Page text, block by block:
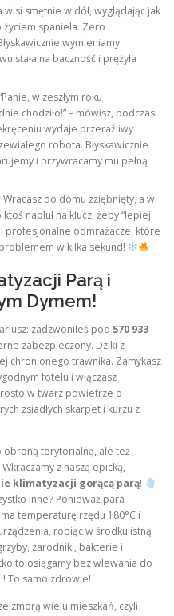
wisi smętnie w dół, wyglądając jak
życiem spaniela. Zero
wymieniamy
stała na baczność i prężyła
w zeszłym roku
chodziło!” – mówisz, podczas
wydaje przeraźliwy
robota. Błyskawicznie
i przywracamy mu pełną
Wracasz do domu zziębnięty, a w
napluł na klucz, żeby “lepiej
i profesjonalne odmrażacze, które
w kilka sekund!
Parą i
Dymem!
zadzwoniłeś pod 570 933
zabezpieczony. Dziki z
chronionego trawnika. Zamykasz
fotelu i włączasz
w twarz powietrze o
zsiadłych skarpet i kurzu z
obroną terytorialną, ale też
z naszą epicką,
klimatyzacji gorącą parą!
inne? Ponieważ para
temperaturę rzędu 180°C i
robiąc w środku istną
zarodniki, bakterie i
to osiągamy bez wlewania do
To samo zdrowie!
zmorą wielu mieszkań, czyli